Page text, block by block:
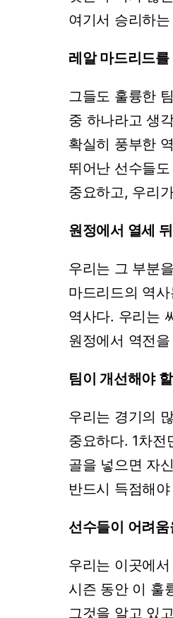
여기서 승리하는
레알마드리드를
그들도 훌륭한
중 하나라고 생
확실히 풍부한
뛰어난 선수들도
중요하고, 우리
원정에서 열세
우리는 그 부분
마드리드의 역
역사다. 우리는
원정에서 역전을
팀이개선해야 할
우리는 경기의
중요하다. 1차전
골을 넣으면 자
반드시 득점해야
선수들이 어려움
우리는 이곳에서
시즌 동안 이 훌
그것을 알고 있